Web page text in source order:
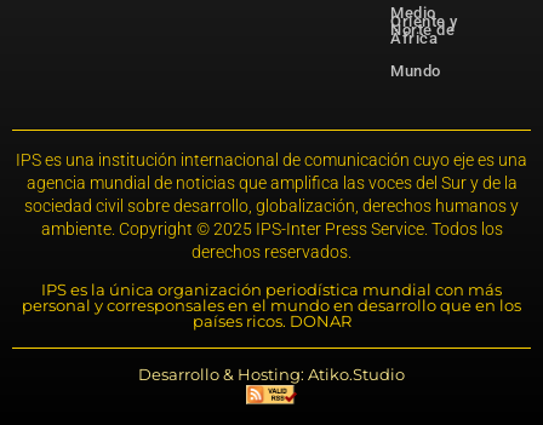
Medio
Oriente y
Norte de
África
Mundo
IPS es una institución internacional de comunicación cuyo eje es una
agencia mundial de noticias que amplifica las voces del Sur y de la
sociedad civil sobre desarrollo, globalización, derechos humanos y
ambiente. Copyright © 2025 IPS-Inter Press Service. Todos los
derechos reservados.
IPS es la única organización periodística mundial con más
personal y corresponsales en el mundo en desarrollo que en los
países ricos. DONAR
Desarrollo & Hosting: Atiko.Studio